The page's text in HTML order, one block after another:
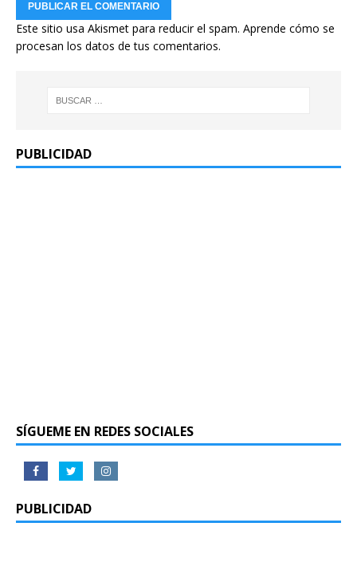
Este sitio usa Akismet para reducir el spam. Aprende cómo se
procesan los datos de tus comentarios.
PUBLICIDAD
SÍGUEME EN REDES SOCIALES
PUBLICIDAD